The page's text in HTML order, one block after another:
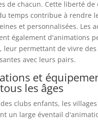
de chacun. Cette liberté de
temps contribue à rendre
et personnalisées. Les
également d'animations
leur permettant de vivre des
avec leurs pairs.
et
les âges
clubs enfants, les villages
un large éventail